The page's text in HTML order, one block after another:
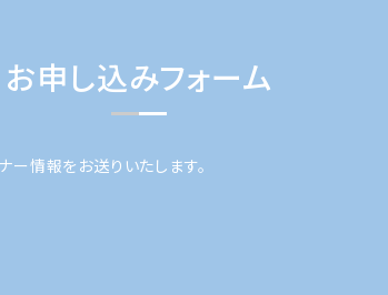
お申し込みフォーム
ー情報をお送りいたします。